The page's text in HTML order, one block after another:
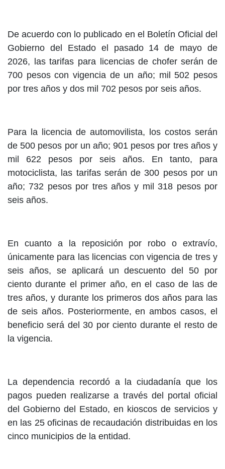
De acuerdo con lo publicado en el Boletín Oficial del
Gobierno del Estado el pasado 14 de mayo de
2026, las tarifas para licencias de chofer serán de
700 pesos con vigencia de un año; mil 502 pesos
por tres años y dos mil 702 pesos por seis años.
Para la licencia de automovilista, los costos serán
de 500 pesos por un año; 901 pesos por tres años y
mil 622 pesos por seis años. En tanto, para
motociclista, las tarifas serán de 300 pesos por un
año; 732 pesos por tres años y mil 318 pesos por
seis años.
En cuanto a la reposición por robo o extravío,
únicamente para las licencias con vigencia de tres y
seis años, se aplicará un descuento del 50 por
ciento durante el primer año, en el caso de las de
tres años, y durante los primeros dos años para las
de seis años. Posteriormente, en ambos casos, el
beneficio será del 30 por ciento durante el resto de
la vigencia.
La dependencia recordó a la ciudadanía que los
pagos pueden realizarse a través del portal oficial
del Gobierno del Estado, en kioscos de servicios y
en las 25 oficinas de recaudación distribuidas en los
cinco municipios de la entidad.